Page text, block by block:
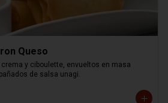
Queso
y ciboulette, envueltos en masa
de salsa unagi.